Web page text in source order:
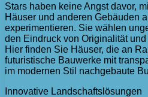
Stars haben keine Angst davor,
Häuser und anderen Gebäuden
experimentieren. Sie wählen
den Eindruck von Originalität
Hier finden Sie Häuser, die an
futuristische Bauwerke mit
im modernen Stil nachgebaute
Innovative Landschaftslösungen